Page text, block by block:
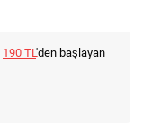
190 TL'den başlayan